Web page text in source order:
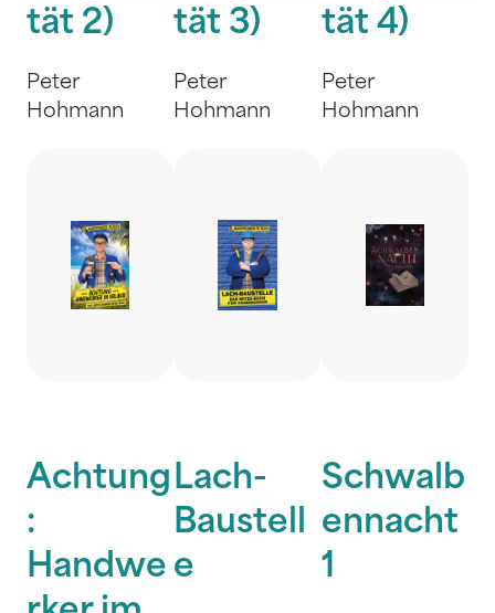
tät 2)
Peter
Hohmann
tät 3)
Peter
Hohmann
tät 4)
Peter
Hohmann
Achtung
:
Handwe
Lach-
Baustell
e
Schwalb
ennacht
1